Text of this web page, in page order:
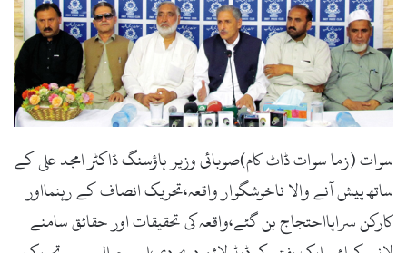
سوات (زما سوات ڈاٹ کام)صوبائی وزیر ہاؤسنگ ڈاکٹر امجد علی کے
ساتھ پیش آنے والا ناخوشگوار واقعہ،تحریک انصاف کے رہنمااور
کارکن سراپااحتجاج بن گئے،واقعہ کی تحقیقات اور حقائق سامنے